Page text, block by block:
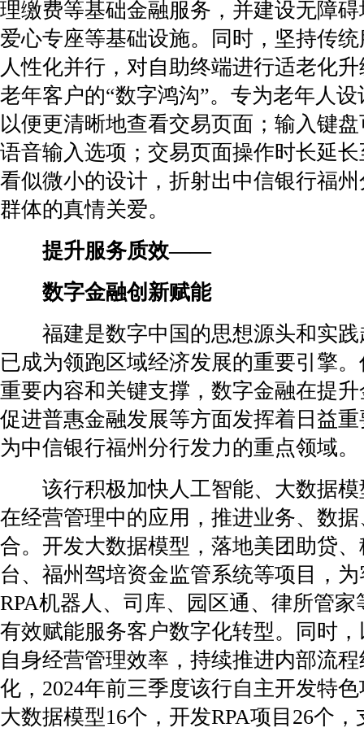
理缴费等基础金融服务，并建设无障
爱心专座等基础设施。同时，坚持传
人性化并行，对自助终端进行适老化
老年客户的“数字鸿沟”。专为老年人
以便更清晰地查看交易页面；输入键
语音输入选项；交易页面操作时长延
看似微小的设计，折射出中信银行福
群体的真情关爱。
提升服务质效——
数字金融创新赋能
福建是数字中国的思想源头和实践
已成为领跑区域经济发展的重要引擎
重要内容和关键支撑，数字金融在提
促进普惠金融发展等方面发挥着日益
为中信银行福州分行发力的重点领域。
该行积极加快人工智能、大数据模
在经营管理中的应用，推进业务、数
合。开发大数据模型，落地美团助贷
台、福州驾培资金监管系统等项目，
RPA机器人、司库、园区通、律所管
有效赋能服务客户数字化转型。同时
自身经营管理效率，持续推进内部流
化，2024年前三季度该行自主开发特
大数据模型16个，开发RPA项目26个